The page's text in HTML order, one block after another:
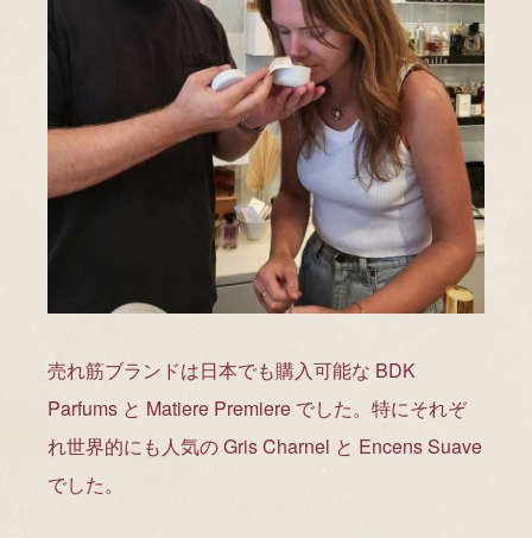
売れ筋ブランドは日本でも購入可能な BDK
Parfums と Matiere Premiere でした。特にそれぞ
れ世界的にも人気の Gris Charnel と Encens Suave
でした。